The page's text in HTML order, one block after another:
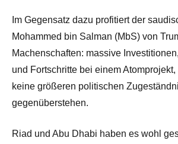
Im Gegensatz dazu profitiert der
Mohammed bin Salman (MbS) von
Machenschaften: massive
und Fortschritte bei einem
keine größeren politischen
gegenüberstehen.
Riad und Abu Dhabi haben es wohl